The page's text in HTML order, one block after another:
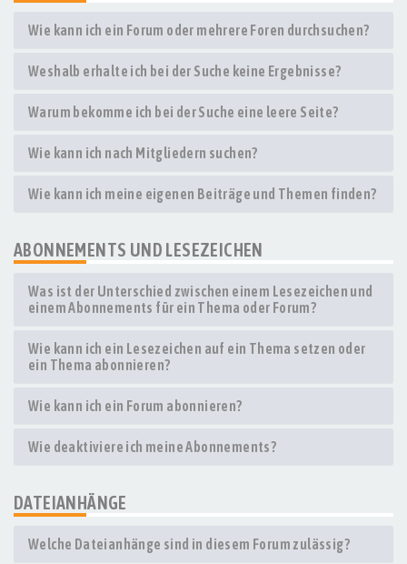
Wie kann ich ein Forum oder mehrere Foren durchsuchen?
Weshalb erhalte ich bei der Suche keine Ergebnisse?
Warum bekomme ich bei der Suche eine leere Seite?
Wie kann ich nach Mitgliedern suchen?
Wie kann ich meine eigenen Beiträge und Themen finden?
ABONNEMENTS UND LESEZEICHEN
Was ist der Unterschied zwischen einem Lesezeichen und
einem Abonnements für ein Thema oder Forum?
Wie kann ich ein Lesezeichen auf ein Thema setzen oder
ein Thema abonnieren?
Wie kann ich ein Forum abonnieren?
Wie deaktiviere ich meine Abonnements?
DATEIANHÄNGE
Welche Dateianhänge sind in diesem Forum zulässig?